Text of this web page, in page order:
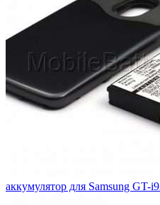
аккумулятор для Samsung GT-